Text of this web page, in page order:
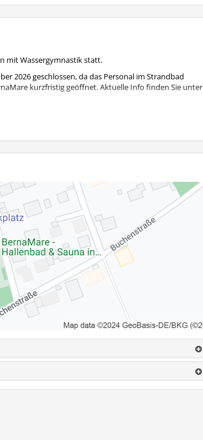
mit Wassergymnastik statt.
2026 geschlossen, da das Personal im Strandbad
kurzfristig geöffnet. Aktuelle Info finden Sie unter
wie gewohnt statt.